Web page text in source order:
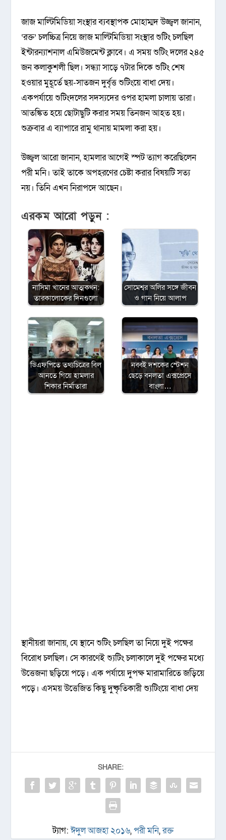
জাজ মাল্টিমিডিয়া সংস্থার ব্যবস্থাপক মোহাম্মদ উজ্জ্বল জানান,
‘রক্ত’ চলচ্চিত্র নিয়ে জাজ মাল্টিমিডিয়া সংস্থার শুটিং চলছিল
ইন্টারন্যাশনাল এমিউজমেন্ট ক্লাবে। এ সময় শুটিং দলের ২৪৫
জন কলাকুশলী ছিল। সন্ধ্যা সাড়ে ৭টার দিকে শুটিং শেষ
হওয়ার মুহূর্তে ছয়-সাতজন দুর্বৃত্ত শুটিংয়ে বাধা দেয়।
একপর্যায়ে শুটিংদলের সদস্যদের ওপর হামলা চালায় তারা।
আতঙ্কিত হয়ে ছোটাছুটি করার সময় তিনজন আহত হয়।
শুক্রবার এ ব্যাপারে রামু থানায় মামলা করা হয়।
উজ্জ্বল আরো জানান, হামলার আগেই স্পট ত্যাগ করেছিলেন
পরী মনি। তাই তাকে অপহরণের চেষ্টা করার বিষয়টি সত্য
নয়। তিনি এখন নিরাপদে আছেন।
এরকম আরো পড়ুন :
নাসিমা খানের আত্মকথন:
তারকালোকের দিনগুলো
সোমেশ্বর অলির সঙ্গে জীবন
ও গান নিয়ে আলাপ
ডিএফপিতে তথ্যচিত্রের বিল
আনতে গিয়ে হামলার
শিকার নির্মাতারা
নব্বই দশকের স্টেশন
ছেড়ে বনলতা এক্সপ্রেসে
বাংলা…
স্থানীয়রা জানায়, যে স্থানে শুটিং চলছিল তা নিয়ে দুই পক্ষের
বিরোধ চলছিল। সে কারণেই শ্যুটিং চলাকালে দুই পক্ষের মধ্যে
উত্তেজনা ছড়িয়ে পড়ে। এক পর্যায়ে দুপক্ষ মারামারিতে জড়িয়ে
পড়ে। এসময় উত্তেজিত কিছু দুষ্কৃতিকারী শ্যুটিংয়ে বাধা দেয়
SHARE:
ট্যাগ:ঈদুল আজহা ২০১৬,পরী মনি,রক্ত